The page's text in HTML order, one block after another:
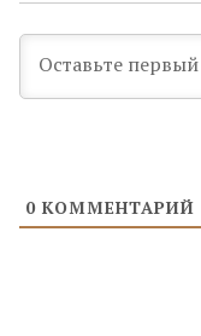
0 КОММЕНТАРИЙ